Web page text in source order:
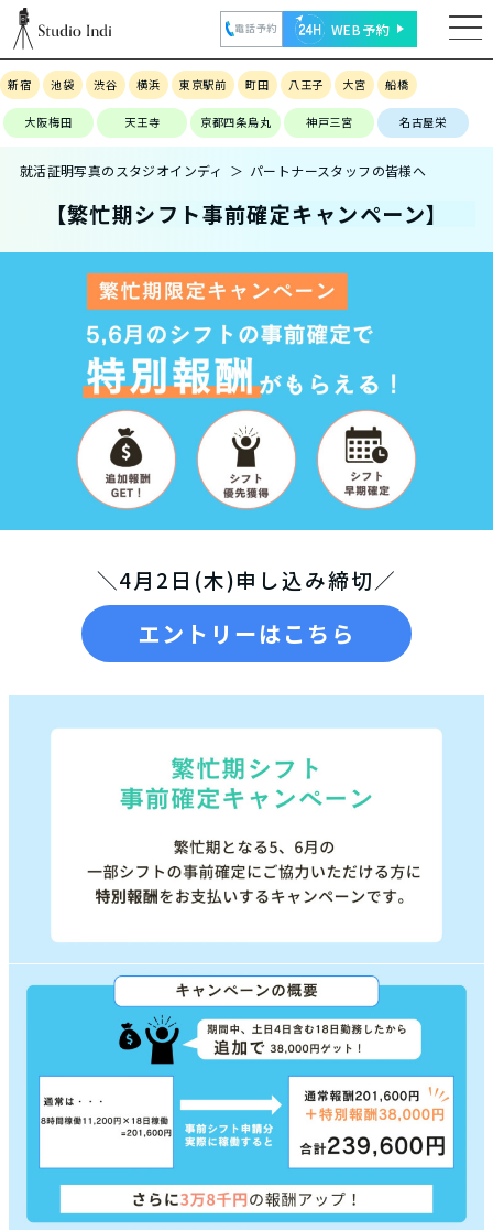
電話予約 WEB予約
新宿 池袋 渋谷 横浜 東京駅前 町田 八王子 大宮 船橋
大阪梅田 天王寺 京都四条烏丸 神戸三宮 名古屋栄
就活証明写真のスタジオインディ パートナースタッフの皆様へ
【繁忙期シフト事前確定キャンペーン】
＼4月2日(木)申し込み締切／
エントリーはこちら